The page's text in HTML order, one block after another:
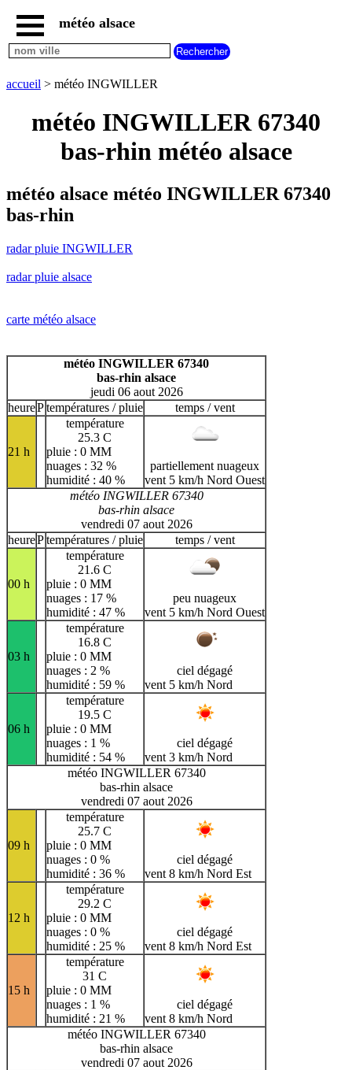
accueil
radar
INGWILLER
météo
alsace
carte
météo
météo
H
I J K L M
N
T
U
V
W X Y Z
météo alsace
accueil > météo INGWILLER
météo INGWILLER 67340
bas-rhin météo alsace
météo alsace météo INGWILLER 67340
bas-rhin
radar pluie INGWILLER
radar pluie alsace
carte météo alsace
météo INGWILLER 67340
bas-rhin alsace
jeudi 06 aout 2026
heurePtempératures / pluie temps / vent
21 h
température
25.3 C
pluie : 0 MM
nuages : 32 %
humidité : 40 %
partiellement nuageux
vent 5 km/h Nord Ouest
météo INGWILLER 67340
bas-rhin alsace
vendredi 07 aout 2026
heurePtempératures / pluie temps / vent
00 h
température
21.6 C
pluie : 0 MM
nuages : 17 %
humidité : 47 %
peu nuageux
vent 5 km/h Nord Ouest
03 h
température
16.8 C
pluie : 0 MM
nuages : 2 %
humidité : 59 %
ciel dégagé
vent 5 km/h Nord
06 h
température
19.5 C
pluie : 0 MM
nuages : 1 %
humidité : 54 %
ciel dégagé
vent 3 km/h Nord
météo INGWILLER 67340
bas-rhin alsace
vendredi 07 aout 2026
09 h
température
25.7 C
pluie : 0 MM
nuages : 0 %
humidité : 36 %
ciel dégagé
vent 8 km/h Nord Est
12 h
température
29.2 C
pluie : 0 MM
nuages : 0 %
humidité : 25 %
ciel dégagé
vent 8 km/h Nord Est
15 h
température
31 C
pluie : 0 MM
nuages : 1 %
humidité : 21 %
ciel dégagé
vent 8 km/h Nord
météo INGWILLER 67340
bas-rhin alsace
vendredi 07 aout 2026